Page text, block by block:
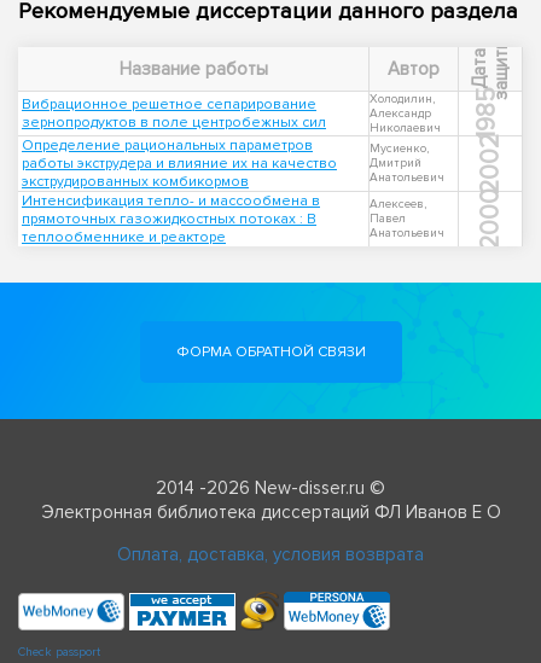
Рекомендуемые диссертации данного раздела
Название работы Автор Д
а
т
а
з
а
щ
и
т ы
Вибрационное решетное сепарирование
зернопродуктов в поле центробежных сил
Холодилин,
Александр
Николаевич
1985
Определение рациональных параметров
работы экструдера и влияние их на качество
экструдированных комбикормов
Мусиенко,
Дмитрий
Анатольевич
2002
Интенсификация тепло- и массообмена в
прямоточных газожидкостных потоках : В
теплообменнике и реакторе
Алексеев,
Павел
Анатольевич
2000
ФОРМА ОБРАТНОЙ СВЯЗИ
2014 -2026 New-disser.ru ©
Электронная библиотека диссертаций ФЛ Иванов Е О
Оплата, доставка, условия возврата
Check passport